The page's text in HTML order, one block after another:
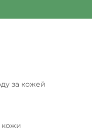
за кожей
кожи